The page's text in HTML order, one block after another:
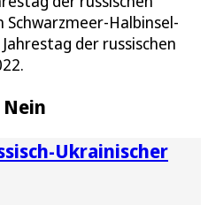
Halbinsel-
der russischen
Ukrainischer